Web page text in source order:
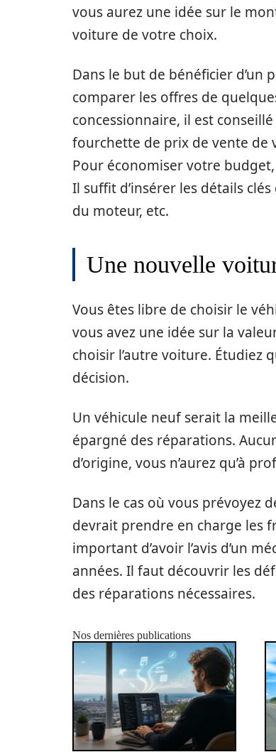
vous aurez une idée sur le
voiture de votre choix.
Dans le but de bénéficier d’un
comparer les offres de
concessionnaire, il est
fourchette de prix de vente de
Pour économiser votre
Il suffit d’insérer les détails
du moteur, etc.
Une nouvelle
Vous êtes libre de choisir le
vous avez une idée sur la
choisir l’autre voiture. Étudiez
décision.
Un véhicule neuf serait la
épargné des réparations.
d’origine, vous n’aurez qu’à
Dans le cas où vous prévoyez
devrait prendre en charge les
important d’avoir l’avis d’un
années. Il faut découvrir les
des réparations nécessaires.
Nos dernières publications